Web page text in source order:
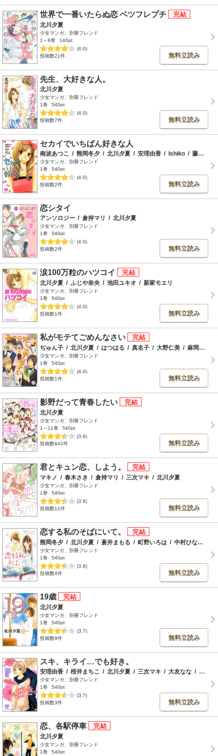
世界で一番いたらぬ恋 ベツフレプチ
北川夕夏
少女マンガ、別冊フレンド
1～8巻
140pt
(4.0)
投稿数21件
無料立読み
先生、大好きな人。
北川夕夏
少女マンガ、別冊フレンド
1巻
540pt
(4.0)
投稿数7件
無料立読み
セカイでいちばん好きな人
南波あつこ / 熊岡冬夕 / 北川夕夏 / 安理由香 / Ishiko / 藤野こと葉
少女マンガ、別冊フレンド
1巻
540pt
(4.0)
投稿数2件
無料立読み
恋シタイ
アンソロジー / 倉持マリ / 北川夕夏
少女マンガ、別冊フレンド
1巻
540pt
(4.0)
投稿数2件
無料立読み
涙100万粒のハツコイ
北川夕夏 / ふじや奈央 / 池田ユキオ / 新家モエリ
少女マンガ、別冊フレンド
1巻
540pt
(4.0)
投稿数1件
無料立読み
私がモテてごめんなさい
ぢゅん子 / 北川夕夏 / はつはる / 真名子 / 大野仁美 / 麻岡ままん
少女マンガ、別冊フレンド
1巻
540pt
(4.0)
投稿数1件
無料立読み
影野だって青春したい
北川夕夏
少女マンガ、別冊フレンド
1～11巻
540pt
(3.9)
投稿数642件
無料立読み
君とキュン恋、しよう。
マキノ / 春木さき / 倉持マリ / 三次マキ / 北川夕夏
少女マンガ、別冊フレンド
1巻
540pt
(3.8)
投稿数11件
無料立読み
恋する私のそばにいて。
熊岡冬夕 / 北川夕夏 / 蒼井まもる / 町野いろは / 中村ひなた
少女マンガ、別冊フレンド
1巻
540pt
(3.8)
投稿数4件
無料立読み
19歳
北川夕夏
少女マンガ、別冊フレンド
1巻
540pt
(3.7)
投稿数9件
無料立読み
スキ、キライ…でも好き。
安理由香 / 桜井まちこ / 北川夕夏 / 三次マキ / 大友なな /
少女マンガ、別冊フレンド
1巻
540pt
(3.7)
投稿数3件
無料立読み
恋、各駅停車
北川夕夏
少女マンガ、別冊フレンド
1巻
540pt